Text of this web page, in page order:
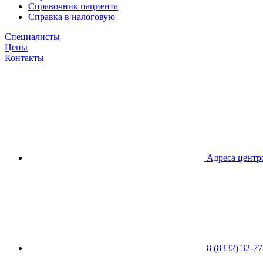
Справочник пациента
Справка в налоговую
Специалисты
Цены
Контакты
Адреса
8 (8332) 32-